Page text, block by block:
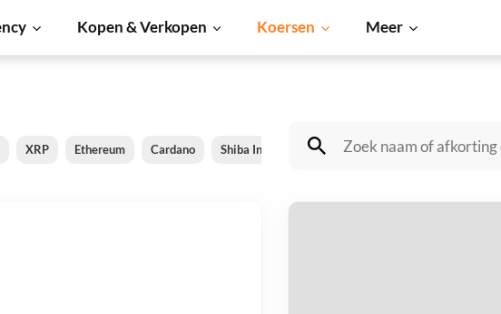
Kopen & Verkopen Koersen Meer
XRP Ethereum Cardano Shiba Inu Dogecoin Solana BNB